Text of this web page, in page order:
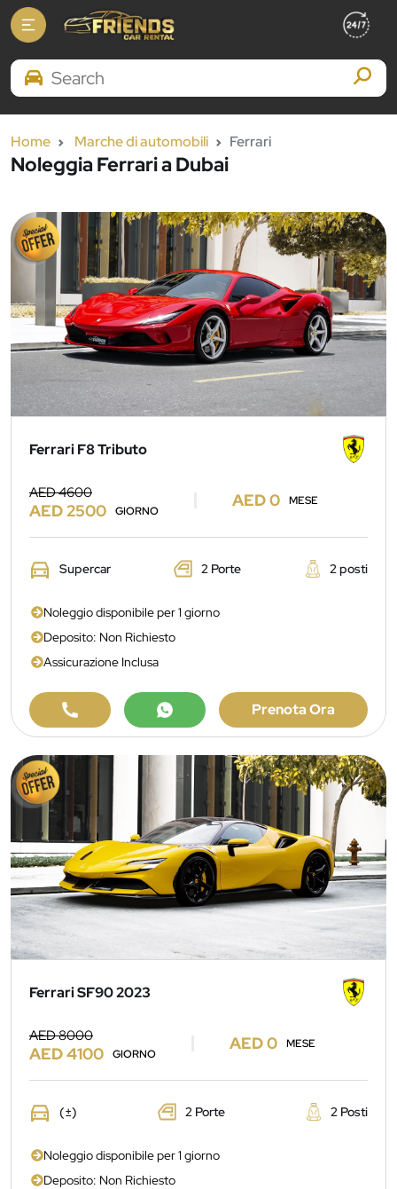
Search Brands
Home Marche di automobili Ferrari
Noleggia Ferrari a Dubai
Ferrari F8 Tributo
AED 4600
AED 2500 GIORNO
AED 0 MESE
Supercar 2 Porte 2 posti
Noleggio disponibile per 1 giorno
Deposito: Non Richiesto
Assicurazione Inclusa
Prenota Ora
Ferrari SF90 2023
AED 8000
AED 4100 GIORNO
AED 0 MESE
(±) 2 Porte 2 Posti
Noleggio disponibile per 1 giorno
Deposito: Non Richiesto